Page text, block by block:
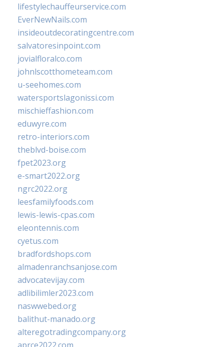
lifestylechauffeurservice.com
EverNewNails.com
insideoutdecoratingcentre.com
salvatoresinpoint.com
jovialfloralco.com
johnlscotthometeam.com
u-seehomes.com
watersportslagonissi.com
mischieffashion.com
eduwyre.com
retro-interiors.com
theblvd-boise.com
fpet2023.org
e-smart2022.org
ngrc2022.org
leesfamilyfoods.com
lewis-lewis-cpas.com
eleontennis.com
cyetus.com
bradfordshops.com
almadenranchsanjose.com
advocatevijay.com
adlibilimler2023.com
naswwebed.org
balithut-manado.org
alteregotradingcompany.org